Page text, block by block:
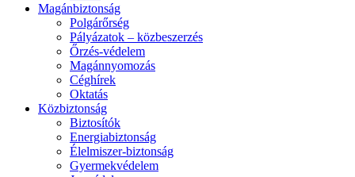
Magánbiztonság
Polgárőrség
Pályázatok – közbeszerzés
Őrzés-védelem
Magánnyomozás
Céghírek
Oktatás
Közbiztonság
Biztosítók
Energiabiztonság
Élelmiszer-biztonság
Gyermekvédelem